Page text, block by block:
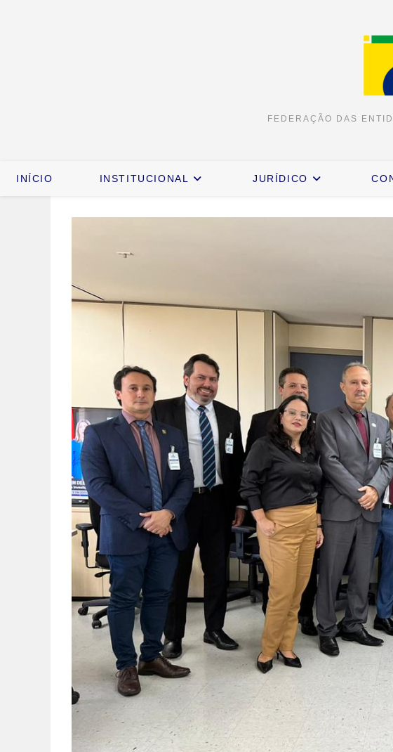
FEDERAÇÃO DAS
INÍCIO INSTITUCIONAL JURÍDICO